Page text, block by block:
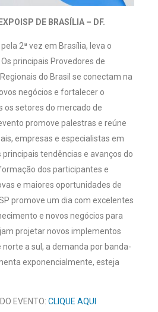
DE BRASÍLIA – DF.
2ª vez em Brasília, leva o
principais Provedores de
do Brasil se conectam na
negócios e fortalecer o
os setores do mercado de
promove palestras e reúne
empresas e especialistas em
principais tendências e avanços do
dos participantes e
e maiores oportunidades de
promove um dia com excelentes
e novos negócios para
projetar novos implementos
a sul, a demanda por banda-
exponencialmente, esteja
EVENTO: CLIQUE AQUI